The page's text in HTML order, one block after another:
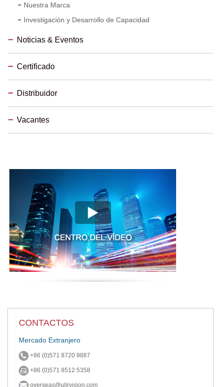
Nuestra Marca
Investigación y Desarrollo de Capacidad
Noticias & Eventos
Certificado
Distribuidor
Vacantes
CONTACTOS
Mercado Extranjero
+86 (0)571 8720 9887
+86 (0)571 8512 5358
overseas@ulirvision.com